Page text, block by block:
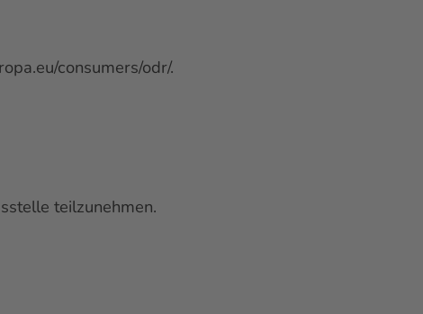
consumers/odr/.
teilzunehmen.